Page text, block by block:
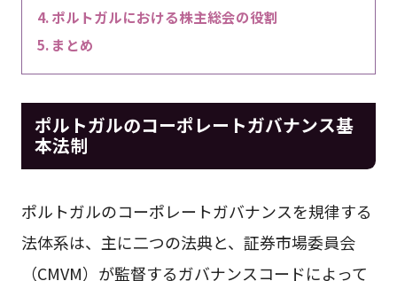
ポルトガルにおける株主総会の役割
まとめ
ポルトガルのコーポレートガバナンス基
本法制
ポルトガルのコーポレートガバナンスを規律する
法体系は、主に二つの法典と、証券市場委員会
（CMVM）が監督するガバナンスコードによって